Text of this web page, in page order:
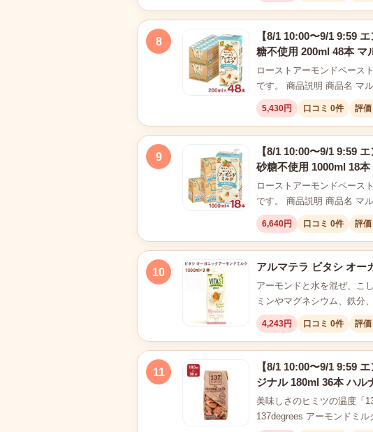
8
【8/1 10:00〜9/1 9:59
糖不使用 200ml 48本 マ
ローストアーモンドペース
です。 商品説明 商品名 マ
5,430円 口コミ 0件 評
9
【8/1 10:00〜9/1 9:59
砂糖不使用 1000ml 18
ローストアーモンドペース
です。 商品説明 商品名 マ
6,640円 口コミ 0件 評
10 アルマテラ ビタシ オ
アーモンドと水を混ぜ、こ
ミンやマグネシウム、鉄分
4,243円 口コミ 0件 評
11
【8/1 10:00〜9/1 9:59
ジナル 180ml 36本 ハル
美味しさのヒミツの温度「
137degrees アーモンドミ